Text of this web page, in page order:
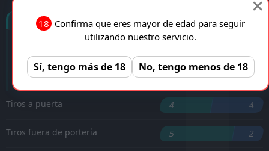
Goles
M. Rygaard '84 ︎
Tiros a puerta 4 4
Tiros fuera de portería 5 2
18 Confirma que eres mayor de edad para seguir
utilizando nuestro servicio.
Sí, tengo más de 18 No, tengo menos de 18